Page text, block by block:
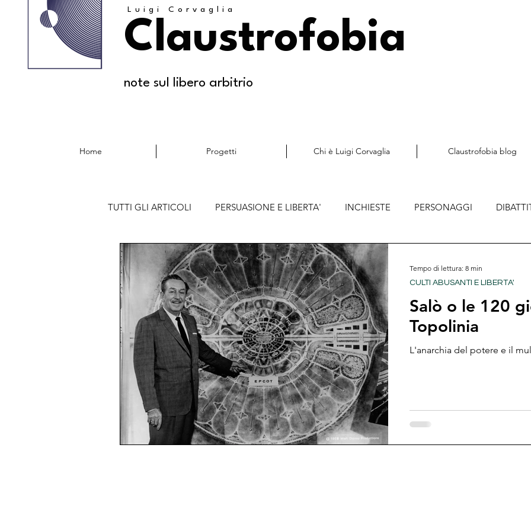
Luigi Corvaglia
Claustrofobia
note sul libero arbitrio
Home Progetti Chi è Luigi Corvaglia Claustrofobia blog
TUTTI GLI ARTICOLI PERSUASIONE E LIBERTA' INCHIESTE PERSONAGGI
TEORIE ED EPISTEMOLOGIE CULTI ABUSANTI E LIBERTA'
LAICITA' E LIBERA SCELTA STUDI IRRAZIONALITA' E DERIVE AUTORITARIE
RIFLESSIONI E FLUSSI DI COSCIENZA CONTRIBUTO ESTERNO PAPERS SCIENTIFICI
ROCK E MANIPOLAZIONE
Salò o le 120
Topolinia
L'anarchia del potere e il
CULTI ABUSANTI E LIBERTA'
Tempo di lettura: 8 min